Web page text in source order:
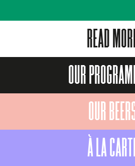
READ
OUR
OUR
À LA